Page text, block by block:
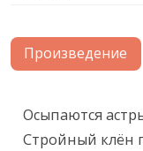
Произведение
Текст
Осыпаются
Стройный клён